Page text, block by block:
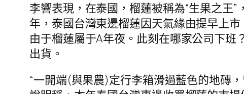
李響表現，在泰國，榴蓮被稱為“生果之王
年，泰國台灣東邊榴蓮因天氣緣由提早上
由于榴蓮屬于A年夜。此刻在哪家公司下
出貨。
“一開端(與果農)定行李箱滑過藍色的地磚